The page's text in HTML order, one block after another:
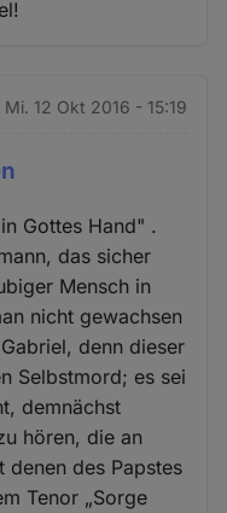
Mi. 12 Okt 2016 - 15:19
Gottes Hand" .
das sicher
Mensch in
nicht gewachsen
denn dieser
Selbstmord; es sei
demnächst
hören, die an
denen des Papstes
Tenor „Sorge